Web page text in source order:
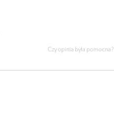
Czy opinia była pomocna?